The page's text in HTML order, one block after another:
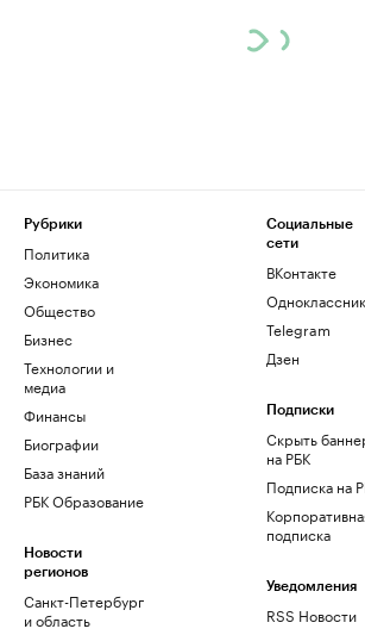
Рубрики
Политика
Экономика
Общество
Бизнес
Технологии и
медиа
Финансы
Биографии
База знаний
РБК Образование
Новости
регионов
Санкт-Петербург
и область
Социальные
сети
ВКонтакте
Telegram
Дзен
Подписки
Скрыть
на РБК
Подписка на
подписка
Уведомления
RSS Новости